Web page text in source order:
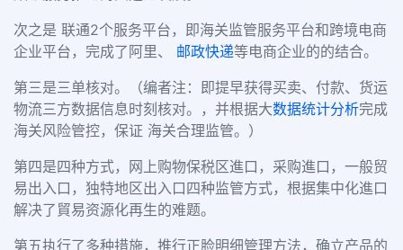
次之是 联通2个服务平台，即海关监管服务平台和跨境电商
企业平台，完成了阿里、 邮政快递等电商企业的的结合。
第三是三单核对。（编者注：即提早获得买卖、付款、货运
物流三方数据信息时刻核对。，并根据大数据统计分析完成
海关风险管控，保证 海关合理监管。）
第四是四种方式，网上购物保税区進口，采购進口，一般贸
易出入口，独特地区出入口四种监管方式，根据集中化進口
解决了貿易资源化再生的难题。
第五执行了多种措施，推行正脸明细管理方法，确立产品的